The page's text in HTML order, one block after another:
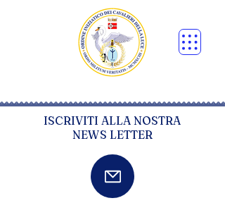
ISCRIVITI ALLA NOSTRA
NEWS LETTER